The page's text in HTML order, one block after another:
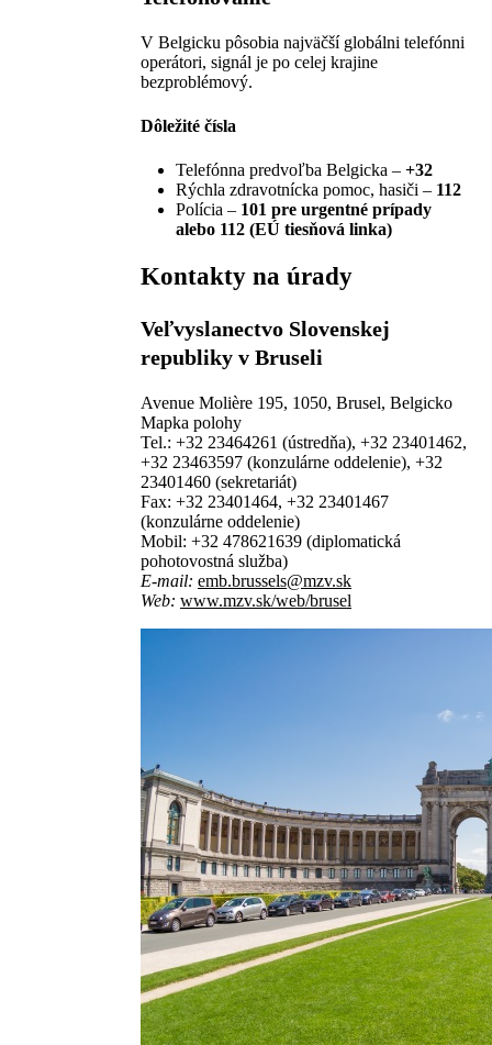
V Belgicku pôsobia najväčší globálni telefónni
operátori, signál je po celej krajine
bezproblémový.
Dôležité čísla
Telefónna predvoľba Belgicka – +32
Rýchla zdravotnícka pomoc, hasiči – 112
Polícia – 101 pre urgentné prípady
alebo 112 (EÚ tiesňová linka)
Kontakty na úrady
Veľvyslanectvo Slovenskej
republiky v Bruseli
Avenue Molière 195, 1050, Brusel, Belgicko
Mapka polohy
Tel.: +32 23464261 (ústredňa), +32 23401462,
+32 23463597 (konzulárne oddelenie), +32
23401460 (sekretariát)
Fax: +32 23401464, +32 23401467
(konzulárne oddelenie)
Mobil: +32 478621639 (diplomatická
pohotovostná služba)
E-mail: emb.brussels@mzv.sk
Web: www.mzv.sk/web/brusel